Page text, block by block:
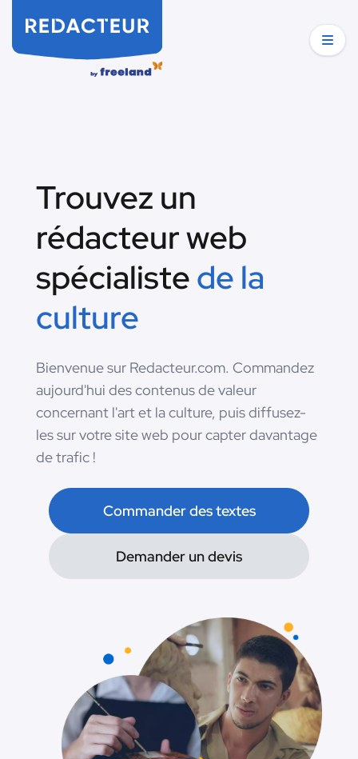
Trouvez un
rédacteur web
spécialistede la
culture
Bienvenue sur Redacteur.com. Commandez
aujourd'hui des contenus de valeur
concernant l'art et la culture, puis diffusez-
les sur votre site web pour capter davantage
de trafic !
Commander des textes
Demander un devis